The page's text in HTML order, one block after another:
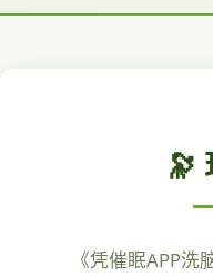
🔭
《凭催眠APP